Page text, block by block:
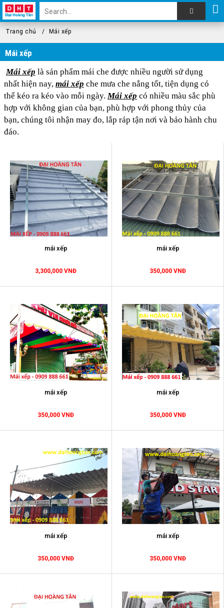
Trang chủ Mái xếp
Mái xếp
Mái xếp là sản phẩm mái che được nhiều người sử dụng
nhất hiện nay, mái xếp che mưa che nắng tốt, tiện dụng có
thể kéo ra kéo vào mỗi ngày.Mái xếp có nhiều màu sắc phù
hợp với không gian của bạn, phù hợp với phong thủy của
bạn, chúng tôi nhận may đo, lắp ráp tận nơi và bảo hành chu
đáo.
mái xếp
3,300,000 VNĐ
mái xếp
350,000 VNĐ
mái xếp
350,000 VNĐ
mái xếp
350,000 VNĐ
mái xếp
350,000 VNĐ
mái xếp
350,000 VNĐ